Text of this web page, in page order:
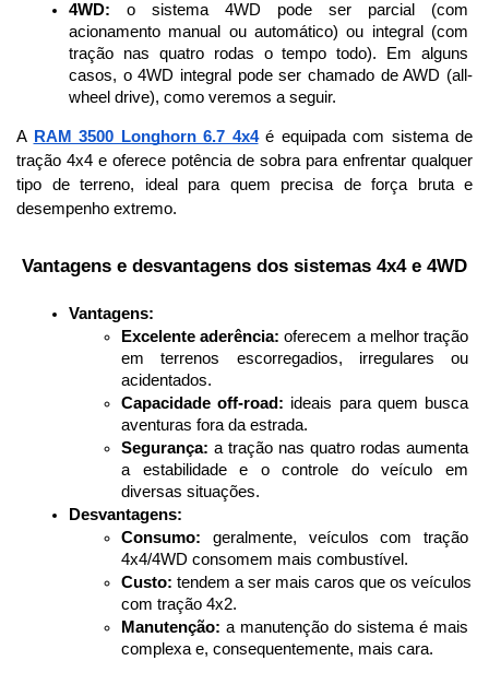
4WD: o sistema 4WD pode ser parcial (com
acionamento manual ou automático) ou integral (com
tração nas quatro rodas o tempo todo). Em alguns
casos, o 4WD integral pode ser chamado de AWD (all-
wheel drive), como veremos a seguir.
A RAM 3500 Longhorn 6.7 4x4 é equipada com sistema de
tração 4x4 e oferece potência de sobra para enfrentar qualquer
tipo de terreno, ideal para quem precisa de força bruta e
desempenho extremo.
Vantagens e desvantagens dos sistemas 4x4 e 4WD
Vantagens:
Excelente aderência: oferecem a melhor tração
em terrenos escorregadios, irregulares ou
acidentados.
Capacidade off-road: ideais para quem busca
aventuras fora da estrada.
Segurança: a tração nas quatro rodas aumenta
a estabilidade e o controle do veículo em
diversas situações.
Desvantagens:
Consumo: geralmente, veículos com tração
4x4/4WD consomem mais combustível.
Custo: tendem a ser mais caros que os veículos
com tração 4x2.
Manutenção: a manutenção do sistema é mais
complexa e, consequentemente, mais cara.